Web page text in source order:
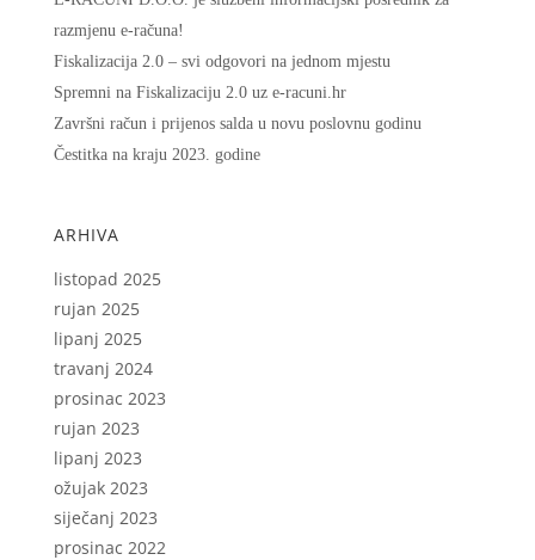
razmjenu e-računa!
Fiskalizacija 2.0 – svi odgovori na jednom mjestu
Spremni na Fiskalizaciju 2.0 uz e-racuni.hr
Završni račun i prijenos salda u novu poslovnu godinu
Čestitka na kraju 2023. godine
ARHIVA
listopad 2025
rujan 2025
lipanj 2025
travanj 2024
prosinac 2023
rujan 2023
lipanj 2023
ožujak 2023
siječanj 2023
prosinac 2022